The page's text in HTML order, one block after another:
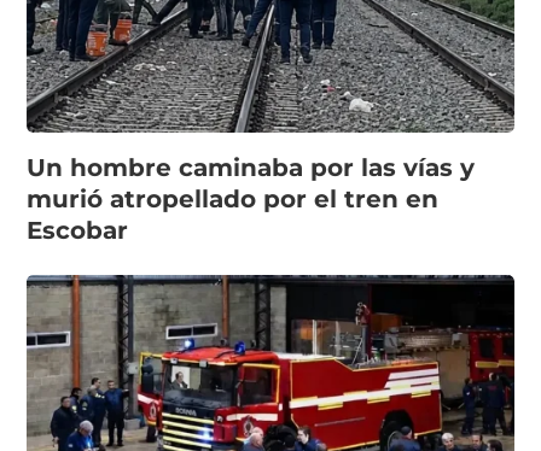
Un hombre caminaba por las vías y
murió atropellado por el tren en
Escobar